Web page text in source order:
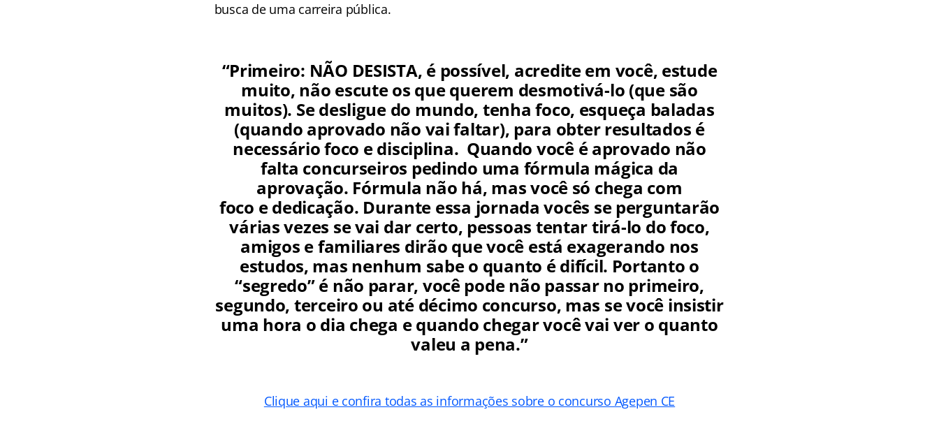
busca de uma carreira pública.
“Primeiro: NÃO DESISTA, é possível, acredite em você, estude
muito, não escute os que querem desmotivá-lo (que são
muitos). Se desligue do mundo, tenha foco, esqueça baladas
(quando aprovado não vai faltar), para obter resultados é
necessário foco e disciplina. Quando você é aprovado não
falta concurseiros pedindo uma fórmula mágica da
aprovação. Fórmula não há, mas você só chega com
foco e dedicação. Durante essa jornada vocês se perguntarão
várias vezes se vai dar certo, pessoas tentar tirá-lo do foco,
amigos e familiares dirão que você está exagerando nos
estudos, mas nenhum sabe o quanto é difícil. Portanto o
“segredo” é não parar, você pode não passar no primeiro,
segundo, terceiro ou até décimo concurso, mas se você insistir
uma hora o dia chega e quando chegar você vai ver o quanto
valeu a pena.”
Clique aqui e confira todas as informações sobre o concurso Agepen CE